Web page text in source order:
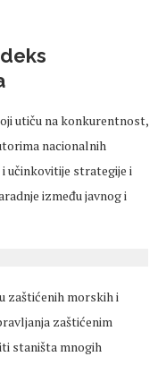
utiču na konkurentnost,
nacionalnih
učinkovitije strategije i
između javnog i
zaštićenih morskih i
zaštićenim
staništa mnogih